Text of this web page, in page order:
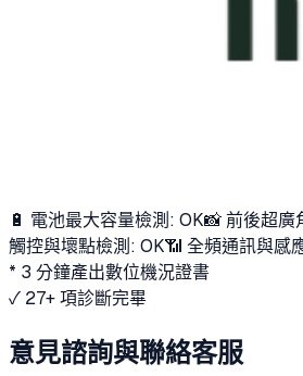
🔋 電池最大容量檢測: OK📸 前後超廣
觸控與壞點檢測: OK📶 全頻通訊與感
* 3 分鐘產出數位機況證書
✓ 27+ 項診斷完畢
意見諮詢與聯絡客服